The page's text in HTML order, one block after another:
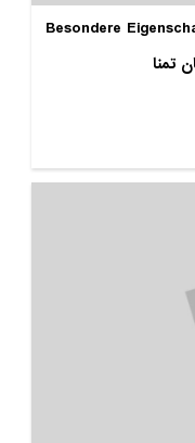
Besondere
تمنا